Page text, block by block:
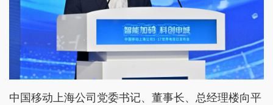
中国移动上海公司党委书记、董事长、总经理楼向平